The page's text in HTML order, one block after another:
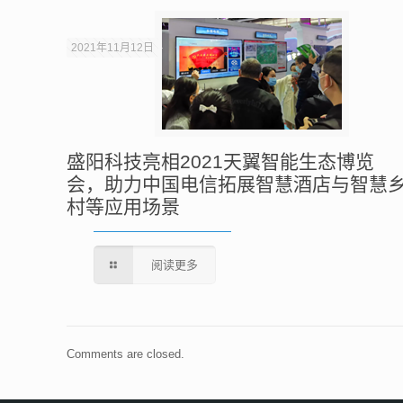
2021年11月12日
盛阳科技亮相2021天翼智能生态博览
会，助力中国电信拓展智慧酒店与智慧
村等应用场景
阅读更多
Comments are closed.